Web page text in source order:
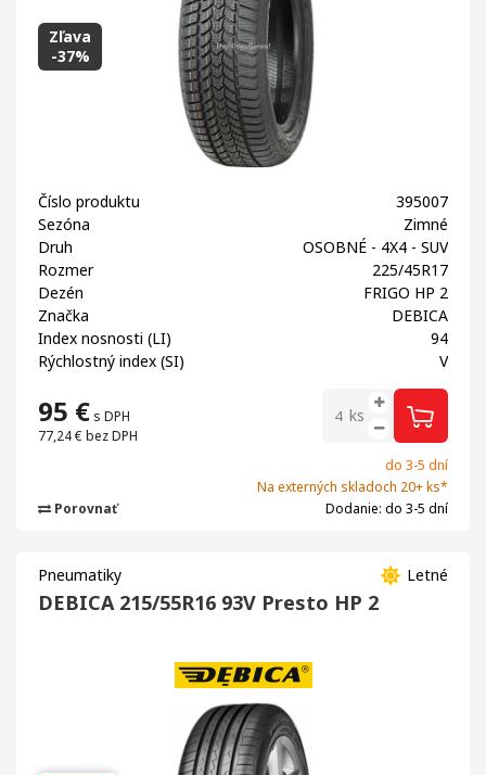
Zľava
-37%
Číslo produktu
395007
Sezóna
Zimné
Druh
OSOBNÉ - 4X4 - SUV
Rozmer
225/45R17
Dezén
FRIGO HP 2
Značka
DEBICA
Index nosnosti (LI)
94
Rýchlostný index (SI)
V
95 € s DPH
77,24 € bez DPH
ks
do 3-5 dní
Na externých skladoch 20+ ks*
Dodanie: do 3-5 dní
Porovnať
Letné
Pneumatiky
DEBICA 215/55R16 93V Presto HP 2